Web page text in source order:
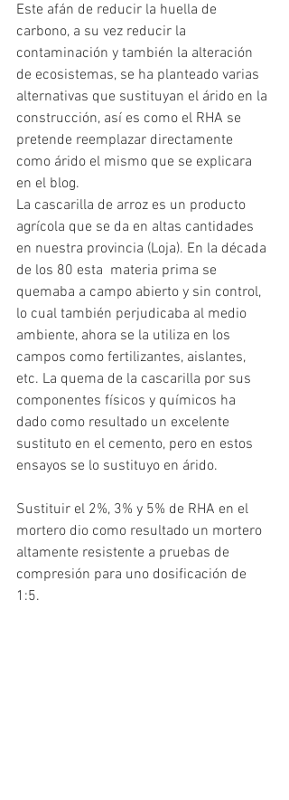
Este afán de reducir la huella de
carbono, a su vez reducir la
contaminación y también la alteración
de ecosistemas, se ha planteado varias
alternativas que sustituyan el árido en la
construcción, así es como el RHA se
pretende reemplazar directamente
como árido el mismo que se explicara
en el blog.
La cascarilla de arroz es un producto
agrícola que se da en altas cantidades
en nuestra provincia (Loja). En la década
de los 80 esta  materia prima se
quemaba a campo abierto y sin control,
lo cual también perjudicaba al medio
ambiente, ahora se la utiliza en los
campos como fertilizantes, aislantes,
etc. La quema de la cascarilla por sus
componentes físicos y químicos ha
dado como resultado un excelente
sustituto en el cemento, pero en estos
ensayos se lo sustituyo en árido.
Sustituir el 2%, 3% y 5% de RHA en el
mortero dio como resultado un mortero
altamente resistente a pruebas de
compresión para uno dosificación de
1:5.